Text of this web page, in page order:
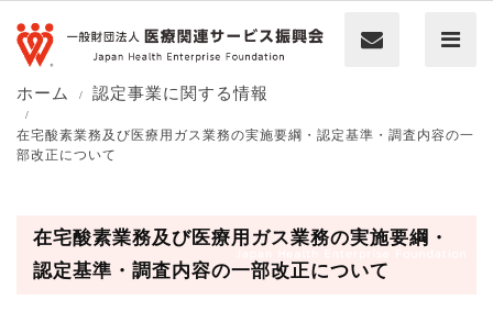
ホーム 認定事業に関する情報
在宅酸素業務及び医療用ガス業務の実施要綱・認定基準・調査内容の一
部改正について
在宅酸素業務及び医療用ガス業務の実施要綱・
認定基準・調査内容の一部改正について